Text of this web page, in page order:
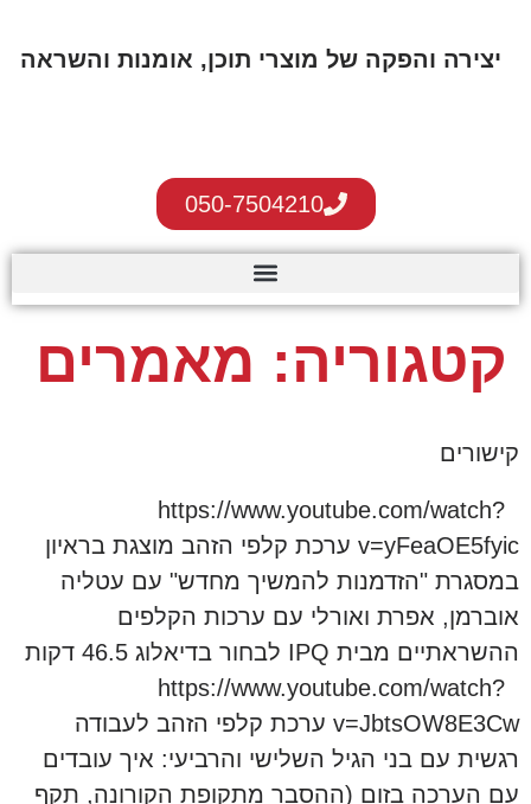
יצירה והפקה של מוצרי תוכן, אומנות והשראה
050-7504210
קטגוריה: מאמרים
קישורים
https://www.youtube.com/watch?
v=yFeaOE5fyic ערכת קלפי הזהב מוצגת בראיון
במסגרת "הזדמנות להמשיך מחדש" עם עטליה
אוברמן, אפרת ואורלי עם ערכות הקלפים
ההשראתיים מבית IPQ לבחור בדיאלוג 46.5 דקות
https://www.youtube.com/watch?
v=JbtsOW8E3Cw ערכת קלפי הזהב לעבודה
רגשית עם בני הגיל השלישי והרביעי: איך עובדים
עם הערכה בזום (ההסבר מתקופת הקורונה, תקף